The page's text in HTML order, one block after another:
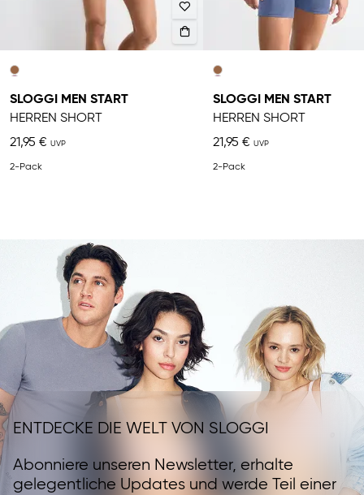
SLOGGI MEN START
HERREN SHORT
21,95 €
2-Pack
SLOGGI MEN START
HERREN SHORT
21,95 €
2-Pack
ENTDECKE DIE WELT VON SLOGGI
Abonniere unseren Newsletter, erhalte
gelegentliche Updates und werde Teil einer